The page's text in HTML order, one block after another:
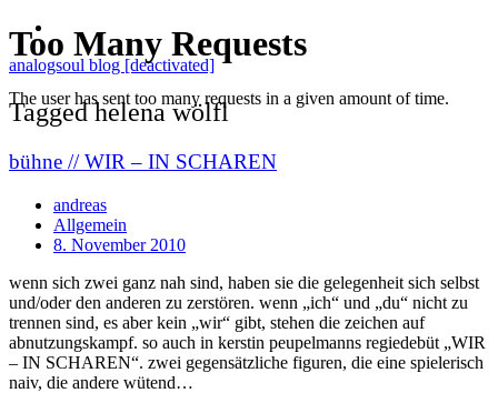
analogsoul blog [deactivated]
Tagged helena wölfl
bühne // WIR – IN SCHAREN
andreas
Allgemein
8. November 2010
wenn sich zwei ganz nah sind, haben sie die gelegenheit sich selbst
und/oder den anderen zu zerstören. wenn „ich“ und „du“ nicht zu
trennen sind, es aber kein „wir“ gibt, stehen die zeichen auf
abnutzungskampf. so auch in kerstin peupelmanns regiedebüt „WIR
– IN SCHAREN“. zwei gegensätzliche figuren, die eine spielerisch
naiv, die andere wütend…